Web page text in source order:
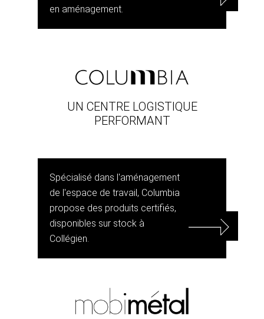
en aménagement.
UN CENTRE LOGISTIQUE
PERFORMANT
Spécialisé dans l'aménagement
de l'espace de travail, Columbia
propose des produits certifiés,
disponibles sur stock à
Collégien.